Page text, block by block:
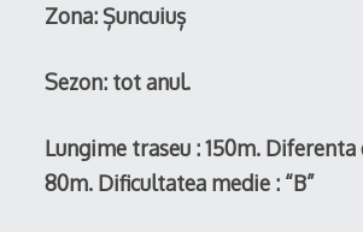
Zona: Șuncuiuș
Sezon: tot anul.
Lungime traseu : 150m. Diferenta
80m. Dificultatea medie : “B”